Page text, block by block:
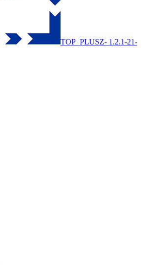
TOP_PLUSZ- 1.2.1-21-